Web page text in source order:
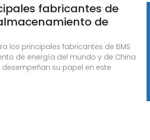
fabricantes de
de
los principales fabricantes de BMS
de energía del mundo y de China
su papel en este